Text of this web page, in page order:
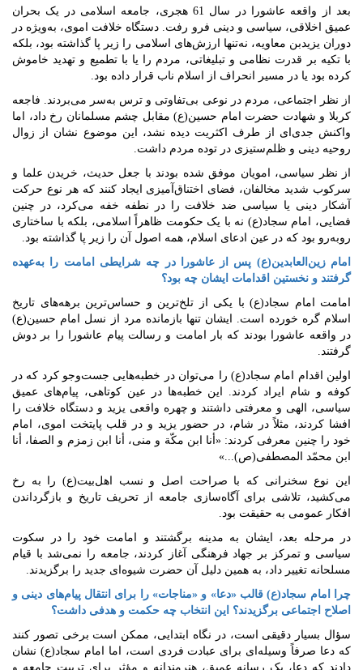
بعد از واقعه عاشورا در سال 61 هجری، جامعه اسلامی در یک بحران
عمیق اخلاقی، سیاسی و دینی فرو رفت. دستگاه خلافت اموی، به‌ویژه در
دوران یزیدبن معاویه، نه‌تنها ارزش‌های اسلامی را زیر پا گذاشته بود، بلکه
با تکیه بر قدرت نظامی و تبلیغاتی، مردم را یا با تطمیع و تهدید خاموش
کرده بود یا در مسیر انحراف از اسلام ناب قرار داده بود.
از نظر اجتماعی، مردم در نوعی بی‌تفاوتی و ترس به‌سر می‌بردند. فاجعه
کربلا و شهادت حضرت امام حسین(ع) مقابل چشم مسلمانان رخ داد، اما
واکنش جدی‌ای از طرف اکثریت دیده نشد، این موضوع نشان از زوال
روحیه دینی و ظلم‌ستیزی در توده مردم داشت.
از نظر سیاسی، امویان موفق شده بودند با جعل حدیث، خریدن علما و
سرکوب شدید مخالفان، فضای اختناق‌آمیزی ایجاد کنند که هر نوع حرکت
آشکار دینی یا سیاسی ضد خلافت را در نطفه خفه می‌کرد، در چنین
فضایی، امام سجاد(ع) نه با یک حکومت ظاهراً اسلامی، بلکه با ساختاری
روبه‌رو بود که در عین ادعای اسلام، همه اصول آن را زیر پا گذاشته بود.
امام زین‌العابدین(ع) پس از عاشورا در چه شرایطی امامت را به‌عهده
گرفتند و نخستین اقدامات ایشان چه بود؟
امامت امام سجاد(ع) با یکی از تلخ‌ترین و حساس‌ترین برهه‌های تاریخ
اسلام گره خورده است. ایشان تنها بازمانده مرد از نسل امام حسین(ع)
در واقعه عاشورا بودند که بار امامت و رسالت پیام عاشورا را بر دوش
گرفتند.
اولین اقدام امام سجاد(ع) را می‌توان در خطبه‌هایی جست‌وجو کرد که در
کوفه و شام ایراد کردند. این خطبه‌ها در عین کوتاهی، پیام‌های عمیق
سیاسی، الهی و معرفتی داشتند و چهره واقعی یزید و دستگاه خلافت را
افشا کردند، مثلاً در شام، در حضور یزید و در قلب پایتخت اموی، امام
خود را چنین معرفی کردند: «أنا ابن مکّة و منى، أنا ابن زمزم و الصفا، أنا
ابن محمّد المصطفی(ص)...»
این نوع سخنرانی که با صراحت اصل و نسب اهل‌بیت(ع) را به رخ
می‌کشید، تلاشی برای آگاه‌سازی جامعه از تحریف تاریخ و بازگرداندن
افکار عمومی به حقیقت بود.
در مرحله بعد، ایشان به مدینه برگشتند و امامت خود را در سکوت
سیاسی و تمرکز بر جهاد فرهنگی آغاز کردند، جامعه را نمی‌شد با قیام
مسلحانه تغییر داد، به همین دلیل آن حضرت شیوه‌ای جدید را برگزیدند.
چرا امام سجاد(ع) قالب «دعا» و «مناجات» را برای انتقال پیام‌های دینی و
اصلاح اجتماعی برگزیدند؟ این انتخاب چه حکمت و هدفی داشت؟
سؤال بسیار دقیقی است، در نگاه ابتدایی، ممکن است برخی تصور کنند
که دعا صرفاً وسیله‌ای برای عبادت فردی است، اما امام سجاد(ع) نشان
دادند که دعا، یک رسانه عمیق، هنرمندانه و مؤثر برای تربیت جامعه و